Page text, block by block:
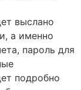
выслано
а именно
пароль для
подробно